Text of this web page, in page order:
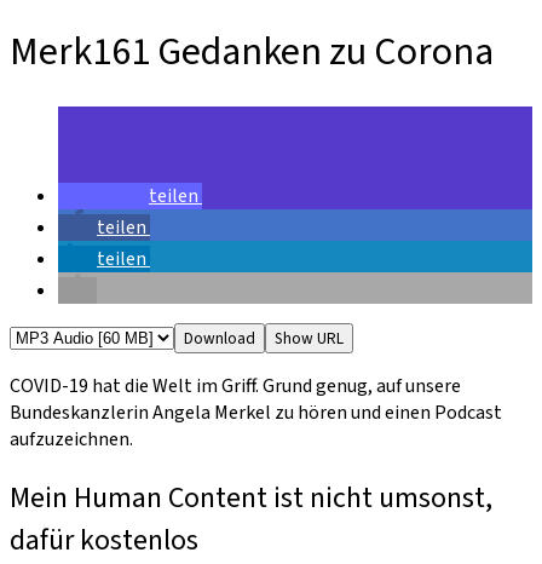
Merk161 Gedanken zu Corona
teilen
teilen
teilen
Download Show URL
COVID-19 hat die Welt im Griff. Grund genug, auf unsere
Bundeskanzlerin Angela Merkel zu hören und einen Podcast
aufzuzeichnen.
Mein Human Content ist nicht umsonst,
dafür kostenlos